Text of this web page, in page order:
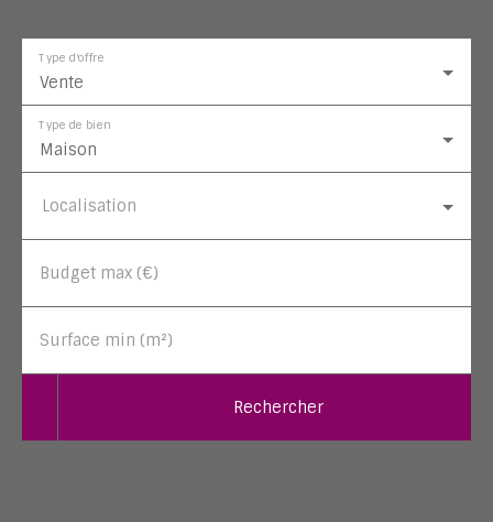
Vente
Type d'offre
Maison
Type de bien
Localisation
Budget max (€)
Surface min (m²)
Rechercher